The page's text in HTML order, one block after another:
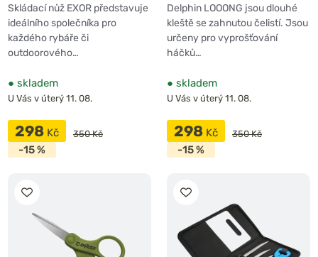
Skládací nůž EXOR představuje
ideálního společníka pro
každého rybáře či
outdoorového…
● skladem
U Vás v úterý 11. 08.
298 Kč 350 Kč
-15 %
Delphin LOOONG jsou dlouhé
kleště se zahnutou čelistí. Jsou
určeny pro vyprošťování
háčků…
● skladem
U Vás v úterý 11. 08.
298 Kč 350 Kč
-15 %